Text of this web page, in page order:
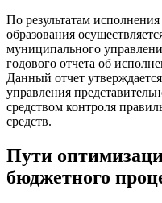
По результатам
образования
муниципального
годового отчета об
Данный отчет
управления
средством контроля
средств.
Пути
бюджетного